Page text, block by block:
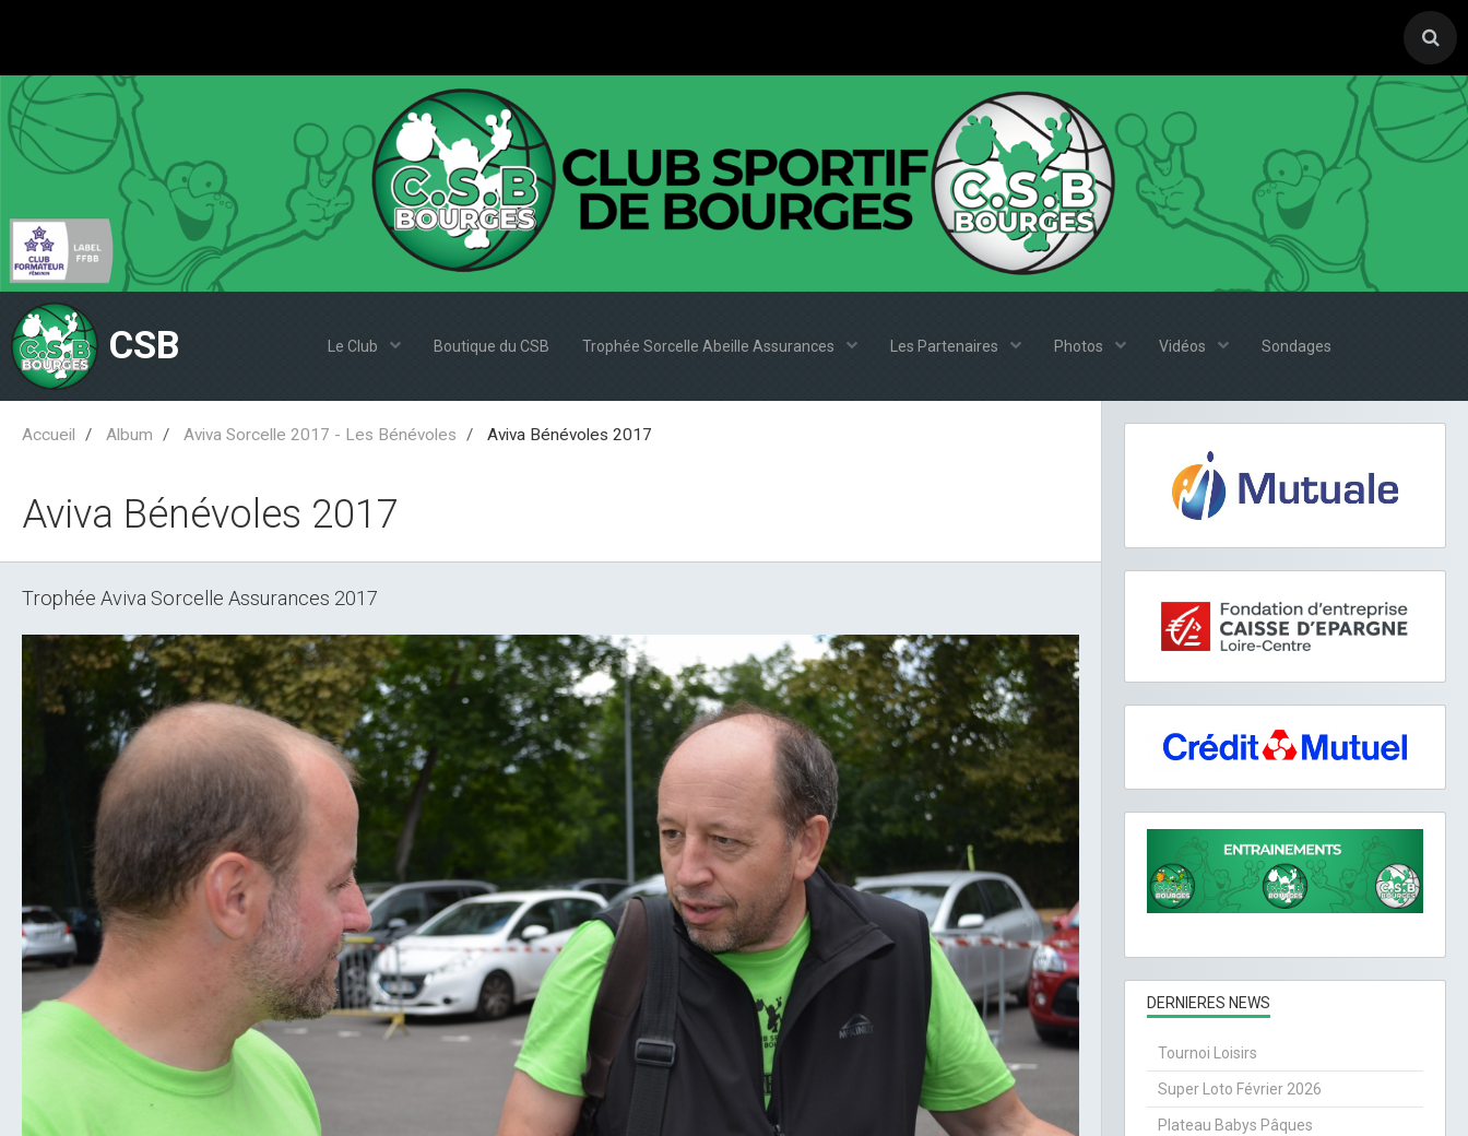
CSB Le Club Boutique du CSB Trophée Sorcelle Abeille Assurances Les Partenaires Photos Vidéos Sondages
Accueil Album Aviva Sorcelle 2017 - Les Bénévoles Aviva Bénévoles 2017
Aviva Bénévoles 2017
Trophée Aviva Sorcelle Assurances 2017
DERNIERES NEWS
Tournoi Loisirs
Super Loto Février 2026
Plateau Babys Pâques